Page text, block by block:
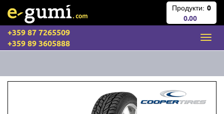
Продукти: 0
0.00
+359 87 7265509
+359 89 3605888